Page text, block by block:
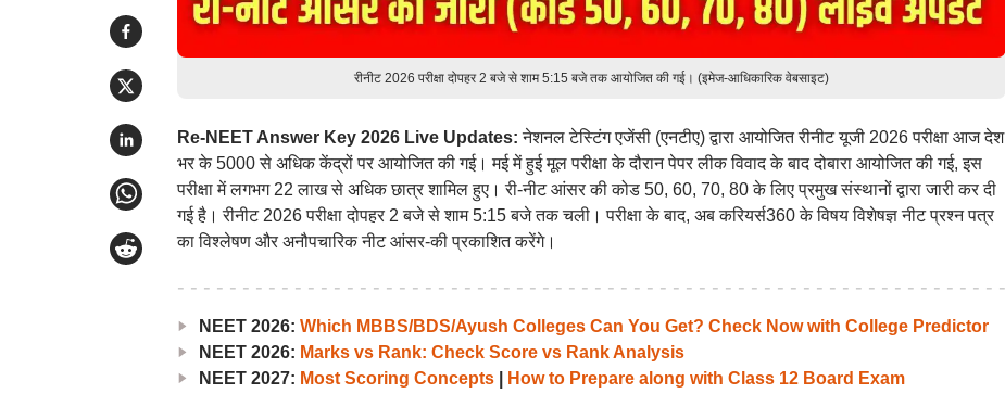
रीनीट 2026 परीक्षा दोपहर 2 बजे से शाम 5:15 बजे तक आयोजित की गई। (इमेज-आधिकारिक वेबसाइट)
Re-NEET Answer Key 2026 Live Updates: नेशनल टेस्टिंग एजेंसी (एनटीए) द्वारा आयोजित रीनीट यूजी 2026 परीक्षा आज देश
भर के 5000 से अधिक केंद्रों पर आयोजित की गई। मई में हुई मूल परीक्षा के दौरान पेपर लीक विवाद के बाद दोबारा आयोजित की गई, इस
परीक्षा में लगभग 22 लाख से अधिक छात्र शामिल हुए। री-नीट आंसर की कोड 50, 60, 70, 80 के लिए प्रमुख संस्थानों द्वारा जारी कर दी
गई है। रीनीट 2026 परीक्षा दोपहर 2 बजे से शाम 5:15 बजे तक चली। परीक्षा के बाद, अब करियर्स360 के विषय विशेषज्ञ नीट प्रश्न पत्र
का विश्लेषण और अनौपचारिक नीट आंसर-की प्रकाशित करेंगे।
NEET 2026: Which MBBS/BDS/Ayush Colleges Can You Get? Check Now with College Predictor
NEET 2026: Marks vs Rank: Check Score vs Rank Analysis
NEET 2027: Most Scoring Concepts| How to Prepare along with Class 12 Board Exam